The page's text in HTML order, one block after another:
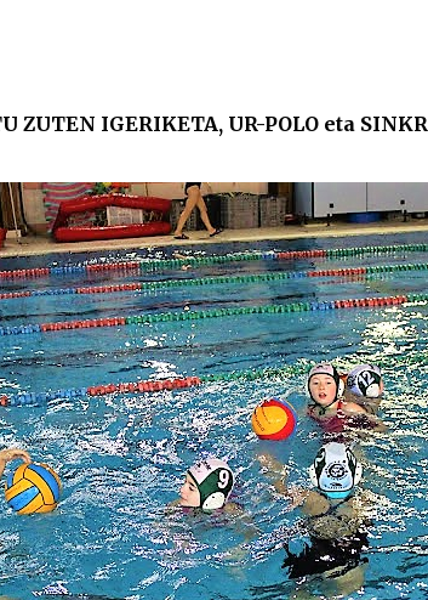
ZUTEN IGERIKETA, UR-POLO eta